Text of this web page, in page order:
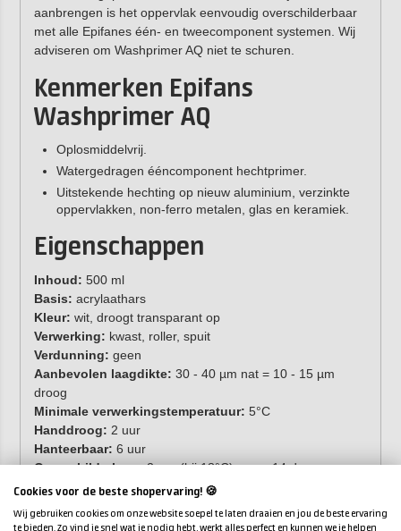
aanbrengen is het oppervlak eenvoudig overschilderbaar
met alle Epifanes één- en tweecomponent systemen. Wij
adviseren om Washprimer AQ niet te schuren.
Kenmerken Epifans
Washprimer AQ
Oplosmiddelvrij.
Watergedragen ééncomponent hechtprimer.
Uitstekende hechting op nieuw aluminium, verzinkte
oppervlakken, non-ferro metalen, glas en keramiek.
Eigenschappen
Inhoud: 500 ml
Basis: acrylaathars
Kleur: wit, droogt transparant op
Verwerking: kwast, roller, spuit
Verdunning: geen
Aanbevolen laagdikte: 30 - 40 µm nat = 10 - 15 µm
droog
Minimale verwerkingstemperatuur: 5°C
Handdroog: 2 uur
Hanteerbaar: 6 uur
Overschilderbaar:2 uur (bij 18°C), max. 14 dagen
Rendement:16 m /l
Cookies voor de beste shopervaring! 🍪
Wij gebruiken cookies om onze website soepel te laten draaien en jou de beste ervaring
te bieden. Zo vind je snel wat je nodig hebt, werkt alles perfect en kunnen we je helpen